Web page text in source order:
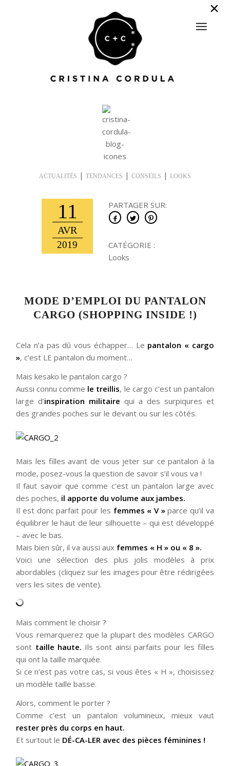
ACTUALITÉS | TENDANCES | CONSEILS | LOOKS
11
AVR
2019
PARTAGER SUR:
CATÉGORIE :
Looks
MODE D’EMPLOI DU PANTALON
CARGO (SHOPPING INSIDE !)
Cela n’a pas dû vous échapper… Le pantalon « cargo
», c’est LE pantalon du moment…
Mais kesako le pantalon cargo ?
Aussi connu comme le treillis, le cargo c’est un pantalon
large d’inspiration militaire qui a des surpiqures et
des grandes poches sur le devant ou sur les côtés.
Mais les filles avant de vous jeter sur ce pantalon à la
mode, posez-vous la question de savoir s’il vous va !
Il faut savoir que comme c’est un pantalon large avec
des poches, il apporte du volume aux jambes.
Il est donc parfait pour les femmes « V »parce qu’il va
équilibrer le haut de leur silhouette – qui est développé
– avec le bas.
Mais bien sûr, il va aussi aux femmes « H » ou « 8 ».
Voici une sélection des plus jolis modèles à prix
abordables (cliquez sur les images pour être rédirigées
vers les sites de vente).
Mais comment le choisir ?
Vous remarquerez que la plupart des modèles CARGO
sont taille haute. Ils sont ainsi parfaits pour les filles
qui ont la taille marquée.
Si ce n’est pas votre cas, si vous êtes « H », choisissez
un modèle taille basse.
Alors, comment le porter ?
Comme c’est un pantalon volumineux, mieux vaut
rester près du corps en haut.
Et surtout le DÉ-CA-LER avec des pièces féminines !